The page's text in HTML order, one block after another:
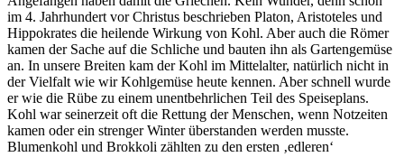
im 4. Jahrhundert vor Christus beschrieben Platon, Aristoteles und
Hippokrates die heilende Wirkung von Kohl. Aber auch die Römer
kamen der Sache auf die Schliche und bauten ihn als Gartengemüse
an. In unsere Breiten kam der Kohl im Mittelalter, natürlich nicht in
der Vielfalt wie wir Kohlgemüse heute kennen. Aber schnell wurde
er wie die Rübe zu einem unentbehrlichen Teil des Speiseplans.
Kohl war seinerzeit oft die Rettung der Menschen, wenn Notzeiten
kamen oder ein strenger Winter überstanden werden musste.
Blumenkohl und Brokkoli zählten zu den ersten ‚edleren‘